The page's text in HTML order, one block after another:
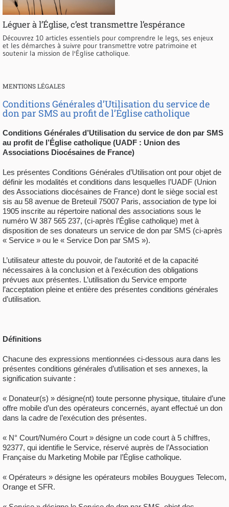
Léguer à l’Église, c’est transmettre l’espérance
Découvrez 10 articles essentiels pour comprendre le legs, ses enjeux
et les démarches à suivre pour transmettre votre patrimoine et
soutenir la mission de l'Église catholique.
MENTIONS LÉGALES
Conditions Générales d’Utilisation du service de
don par SMS au profit de l’Église catholique
Conditions Générales d’Utilisation du service de don par SMS
au profit de l’Église catholique (UADF : Union des
Associations Diocésaines de France)
Les présentes Conditions Générales d’Utilisation ont pour objet de
définir les modalités et conditions dans lesquelles l’UADF (Union
des Associations diocésaines de France) dont le siège social est
sis au 58 avenue de Breteuil 75007 Paris, association de type loi
1905 inscrite au répertoire national des associations sous le
numéro W 387 565 237, (ci-après l’Église catholique) met à
disposition de ses donateurs un service de don par SMS (ci-après
« Service » ou le « Service Don par SMS »).
L’utilisateur atteste du pouvoir, de l’autorité et de la capacité
nécessaires à la conclusion et à l’exécution des obligations
prévues aux présentes. L’utilisation du Service emporte
l’acceptation pleine et entière des présentes conditions générales
d’utilisation.
Définitions
Chacune des expressions mentionnées ci-dessous aura dans les
présentes conditions générales d’utilisation et ses annexes, la
signification suivante :
« Donateur(s) » désigne(nt) toute personne physique, titulaire d’une
offre mobile d’un des opérateurs concernés, ayant effectué un don
dans la cadre de l’exécution des présentes.
« N° Court/Numéro Court » désigne un code court à 5 chiffres,
92377, qui identifie le Service, réservé auprès de l’Association
Française du Marketing Mobile par l’Église catholique.
« Opérateurs » désigne les opérateurs mobiles Bouygues Telecom,
Orange et SFR.